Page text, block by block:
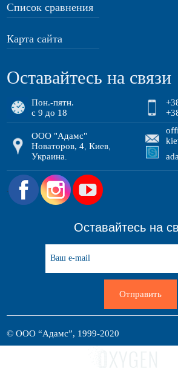
Список сравнения
Карта сайта
Оставайтесь на связи
Пон.-пятн.
с 9 до 18
ООО "Адамс"
Новаторов, 4 ,Киев
Украина
.
Оставайтесь на
Отправить
© ООО “Адамс”, 1999-2020